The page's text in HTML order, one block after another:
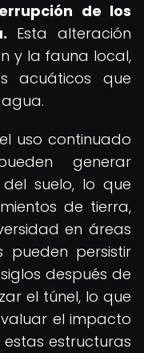
de los
Esta alteración
y la fauna local,
acuáticos que
uso continuado
generar
suelo, lo que
de tierra,
en áreas
pueden persistir
después de
el túnel, lo que
el impacto
estructuras